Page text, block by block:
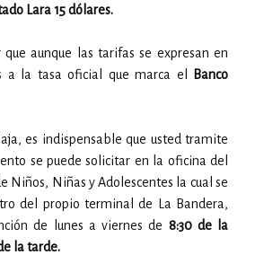
Lara 15 dólares.
que aunque las tarifas se expresan en
a la tasa oficial que marca el
Banco
es indispensable que usted tramite
se puede solicitar en la oficina del
Niños, Niñas y Adolescentes la cual se
del propio terminal de La Bandera,
de lunes a viernes de 8:30 de la
la tarde.